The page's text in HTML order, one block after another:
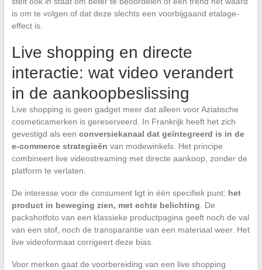
is om te volgen of dat deze slechts een voorbijgaand etalage-
effect is.
Live shopping en directe
interactie: wat video verandert
in de aankoopbeslissing
Live shopping is geen gadget meer dat alleen voor Aziatische
cosmeticamerken is gereserveerd. In Frankrijk heeft het zich
gevestigd als een conversiekanaal dat geïntegreerd is in de
e-commerce strategieën van modewinkels. Het principe
combineert live videostreaming met directe aankoop, zonder de
platform te verlaten.
De interesse voor de consument ligt in één specifiek punt: het
product in beweging zien, met echte belichting. De
packshotfoto van een klassieke productpagina geeft noch de val
van een stof, noch de transparantie van een materiaal weer. Het
live videoformaat corrigeert deze bias.
Voor merken gaat de voorbereiding van een live shopping